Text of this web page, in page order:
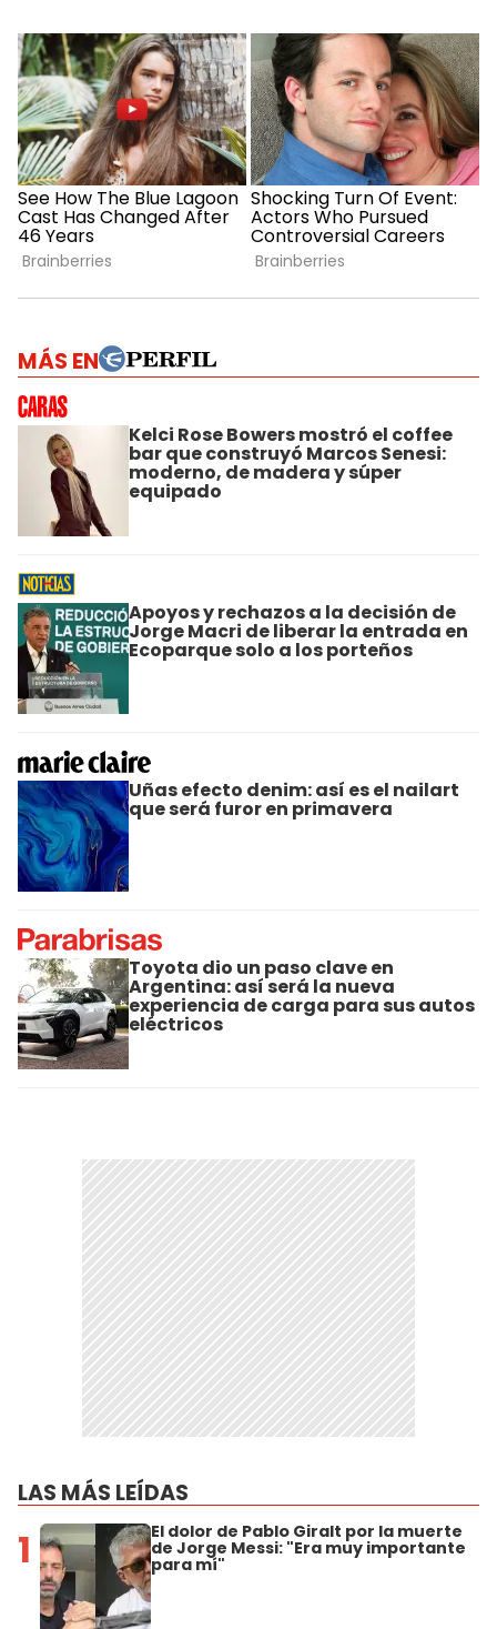
MÁS EN
Kelci Rose Bowers mostró el coffee
bar que construyó Marcos Senesi:
moderno, de madera y súper
equipado
Apoyos y rechazos a la decisión de
Jorge Macri de liberar la entrada en
Ecoparque solo a los porteños
Uñas efecto denim: así es el nailart
que será furor en primavera
Toyota dio un paso clave en
Argentina: así será la nueva
experiencia de carga para sus autos
eléctricos
LAS MÁS LEÍDAS
1 El dolor de Pablo Giralt por la muerte
de Jorge Messi: "Era muy importante
para mí"